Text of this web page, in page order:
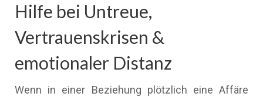
Hilfe bei Untreue,
Vertrauenskrisen &
emotionaler Distanz
Wenn in einer Beziehung plötzlich eine Affäre